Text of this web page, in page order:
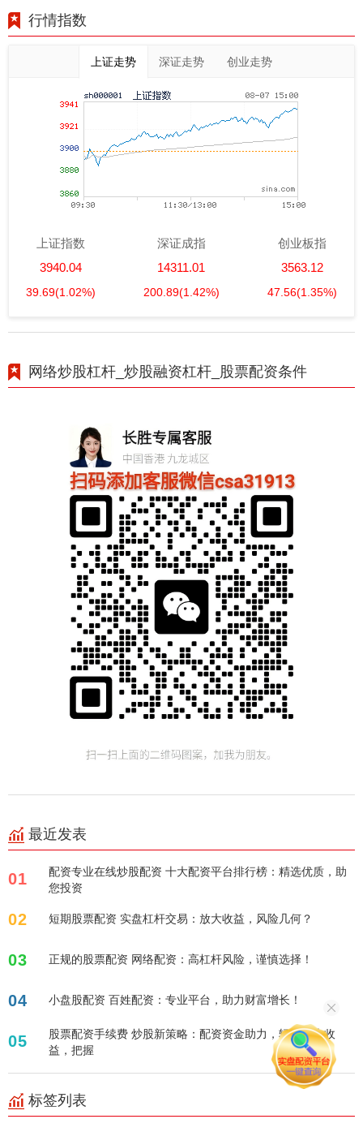
行情指数
上证走势 深证走势 创业走势
上证指数
3940.04
39.69(1.02%)
深证成指
14311.01
200.89(1.42%)
创业板指
3563.12
47.56(1.35%)
网络炒股杠杆_炒股融资杠杆_股票配资条件
最近发表
01
配资专业在线炒股配资 十大配资平台排行榜：精选优质，助
您投资
02 短期股票配资 实盘杠杆交易：放大收益，风险几何？
03 正规的股票配资 网络配资：高杠杆风险，谨慎选择！
04 小盘股配资 百姓配资：专业平台，助力财富增长！
05
股票配资手续费 炒股新策略：配资资金助力，轻松放大收
益，把握
标签列表